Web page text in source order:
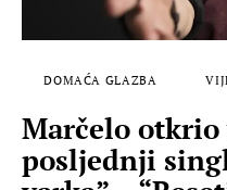
DOMAĆA GLAZBA
Marčelo otkrio
posljednji